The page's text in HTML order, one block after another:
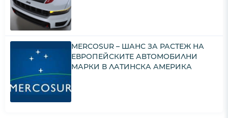
MERCOSUR – ШАНС ЗА РАСТЕЖ НА
ЕВРОПЕЙСКИТЕ АВТОМОБИЛНИ
МАРКИ В ЛАТИНСКА АМЕРИКА